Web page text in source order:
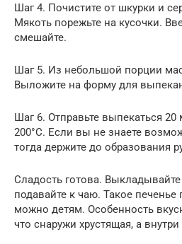
Шаг 4. Почистите от шкурки и
Мякоть порежьте на кусочки.
смешайте.
Шаг 5. Из небольшой порции
Выложите на форму для
Шаг 6. Отправьте выпекаться 20
200°С. Если вы не знаете
тогда держите до образования
Сладость готова.
подавайте к чаю. Такое печенье
можно детям. Особенность
что снаружи хрустящая, а внутри